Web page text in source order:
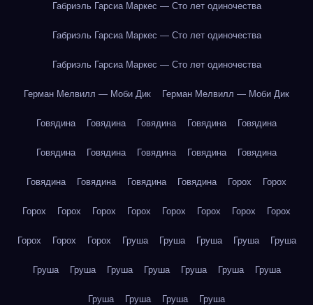
Габриэль Гарсиа Маркес — Сто лет одиночества
Габриэль Гарсиа Маркес — Сто лет одиночества
Габриэль Гарсиа Маркес — Сто лет одиночества
Герман Мелвилл — Моби Дик Герман Мелвилл — Моби Дик
Говядина Говядина Говядина Говядина Говядина
Говядина Говядина Говядина Говядина Говядина
Говядина Говядина Говядина Говядина Горох Горох
Горох Горох Горох Горох Горох Горох Горох Горох
Горох Горох Горох Груша Груша Груша Груша Груша
Груша Груша Груша Груша Груша Груша Груша
Груша Груша Груша Груша